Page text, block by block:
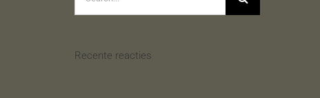
Recente reacties